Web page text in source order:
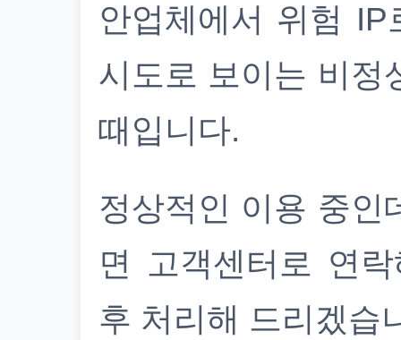
안업체에서 위험
시도로 보이는 비정
때입니다.
정상적인 이용 중인
면 고객센터로 연
후 처리해 드리겠습